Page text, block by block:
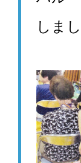
しまし